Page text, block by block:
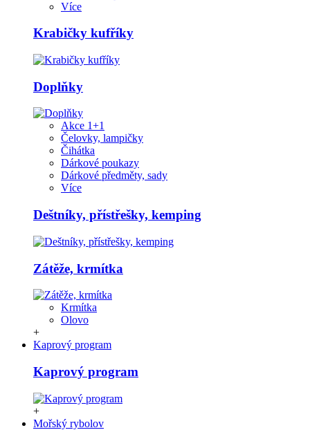
Více
Krabičky kufříky
Doplňky
Akce 1+1
Čelovky, lampičky
Čihátka
Dárkové poukazy
Dárkové předměty, sady
Více
Deštníky, přístřešky, kemping
Zátěže, krmítka
Krmítka
Olovo
+
Kaprový program
Kaprový program
+
Mořský rybolov